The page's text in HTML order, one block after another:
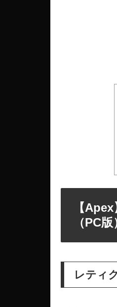
【
（PC版
レティ